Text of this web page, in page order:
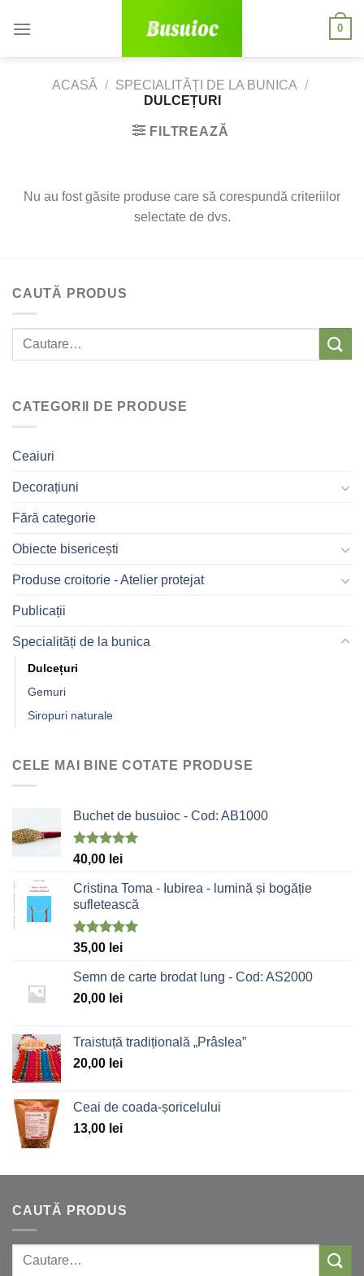
0
ACASĂ / SPECIALITĂȚI DE LA BUNICA /
DULCEȚURI
FILTREAZĂ
Nu au fost găsite produse care să corespundă criteriilor
selectate de dvs.
CAUTĂ PRODUS
Caută:
CATEGORII DE PRODUSE
Ceaiuri
Decorațiuni
Fără categorie
Obiecte bisericești
Produse croitorie - Atelier protejat
Publicații
Specialități de la bunica
Dulcețuri
Gemuri
Siropuri naturale
CELE MAI BINE COTATE PRODUSE
Buchet de busuioc - Cod: AB1000
Evaluat la
5.00
din 5
40,00 lei
Cristina Toma - Iubirea - lumină și bogăție
sufletească
Evaluat la
5.00
din 5
35,00 lei
Semn de carte brodat lung - Cod: AS2000
20,00 lei
Traistuță tradițională „Prâslea”
20,00 lei
Ceai de coada-șoricelului
13,00 lei
CAUTĂ PRODUS
Caută: